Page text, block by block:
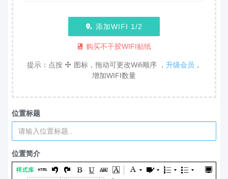
添加WIFI 1 /2
购买不干胶WIFI贴纸
提示：点按 图标，拖动可更改Wifi顺序 ， 升级会员 ，
增加WIFI数量
位置标题
位置简介